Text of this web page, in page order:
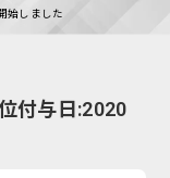
始しました
付与日:2020